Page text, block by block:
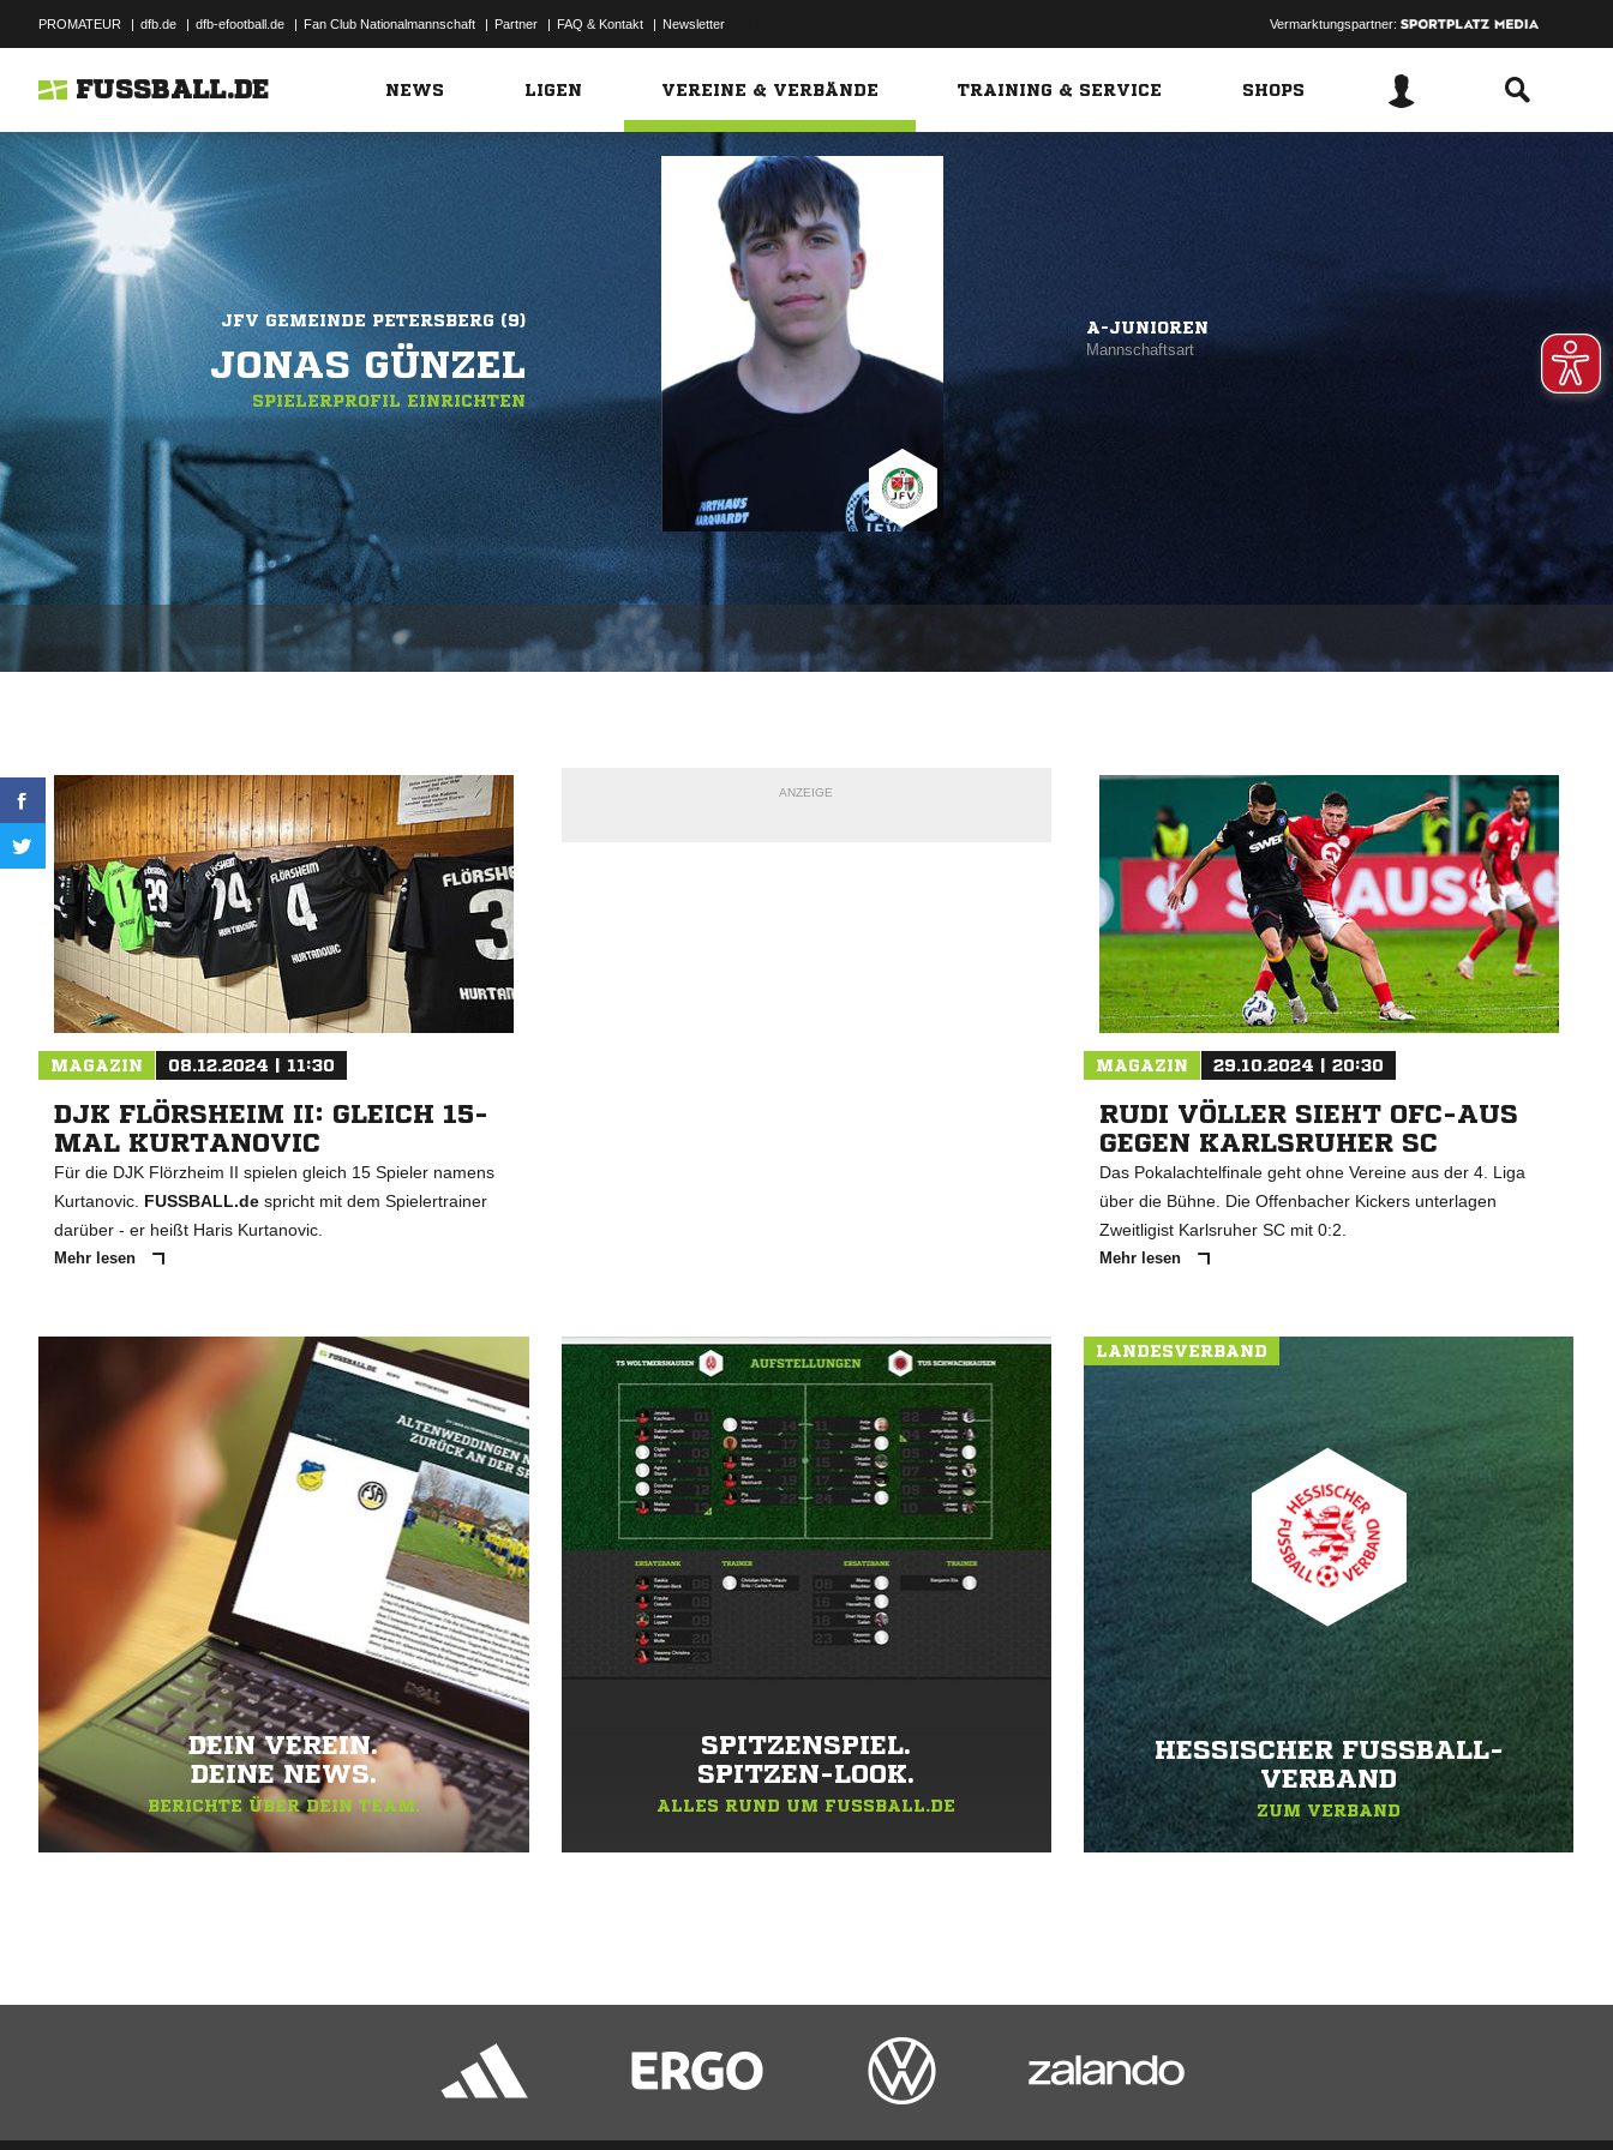
PROMATEUR | dfb.de | dfb-efootball.de | Fan Club Nationalmannschaft | Partner | FAQ & Kontakt | Newsletter Vermarktungspartner:
FUSSBALL.DE NEWS LIGEN VEREINE & VERBÄNDE TRAINING & SERVICE SHOPS
JFV GEMEINDE PETERSBERG (9)
JONAS GÜNZEL
SPIELERPROFIL EINRICHTEN
A-JUNIOREN
Mannschaftsart
MAGAZIN 08.12.2024 | 11:30
DJK FLÖRSHEIM II: GLEICH 15-
MAL KURTANOVIC
Für die DJK Flörzheim II spielen gleich 15 Spieler namens
Kurtanovic. FUSSBALL.de spricht mit dem Spielertrainer
darüber - er heißt Haris Kurtanovic.
Mehr lesen
ANZEIGE
MAGAZIN 29.10.2024 | 20:30
RUDI VÖLLER SIEHT OFC-AUS
GEGEN KARLSRUHER SC
Das Pokalachtelfinale geht ohne Vereine aus der 4. Liga
über die Bühne. Die Offenbacher Kickers unterlagen
Zweitligist Karlsruher SC mit 0:2.
Mehr lesen
DEIN VEREIN.
DEINE NEWS.
BERICHTE ÜBER DEIN TEAM.
SPITZENSPIEL.
SPITZEN-LOOK.
ALLES RUND UM FUSSBALL.DE
LANDESVERBAND
HESSISCHER FUSSBALL-V
ERBAND
ZUM VERBAND